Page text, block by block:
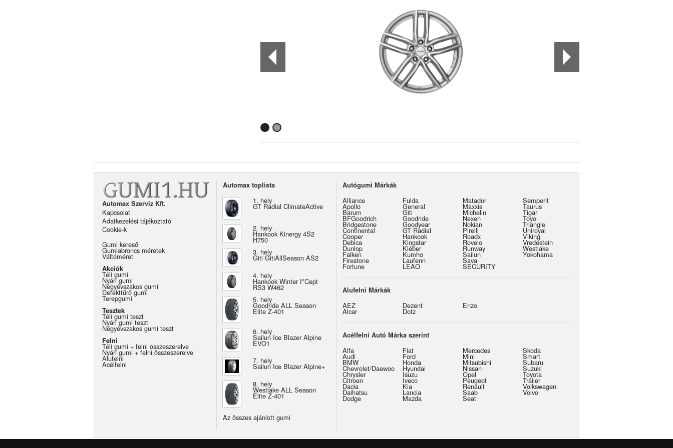
Automax Szerviz Kft.
Kapcsolat
Adatkezelési tájékoztató
Cookie-k
Gumi kereső
Gumiabroncs méretek
Váltóméret
Akciók
Téli gumi
Nyári gumi
Négyévszakos gumi
Defekttűrő gumi
Terepgumi
Tesztek
Téli gumi teszt
Nyári gumi teszt
Négyévszakos gumi teszt
Felni
Téli gumi + felni összeszerelve
Nyári gumi + felni összeszerelve
Alufelni
Acélfelni
Automax toplista
1. hely
GT Radial ClimateActive
2. hely
Hankook Kinergy 4S2
H750
3. hely
Giti GitiAllSeason AS2
4. hely
Hankook Winter I*Cept
RS3 W462
5. hely
Goodride ALL Season
Elite Z-401
6. hely
Sailun Ice Blazer Alpine
EVO1
7. hely
Sailun Ice Blazer Alpine+
8. hely
Westlake ALL Season
Elite Z-401
Az összes ajánlott gumi
Autógumi Márkák
Alliance
Apollo
Barum
BFGoodrich
Bridgestone
Continental
Cooper
Debica
Dunlop
Falken
Firestone
Fortune
Fulda
General
Giti
Goodride
Goodyear
GT Radial
Hankook
Kingstar
Kléber
Kumho
Laufenn
LEAO
Matador
Maxxis
Michelin
Nexen
Nokian
Pirelli
Roadx
Rovelo
Runway
Sailun
Sava
SECURITY
Semperit
Taurus
Tigar
Toyo
Triangle
Uniroyal
Viking
Vredestein
Westlake
Yokohama
Alufelni Márkák
AEZ
Alcar
Dezent
Dotz
Enzo
Acélfelni Autó Márka szerint
Alfa
Audi
BMW
Chevrolet/Daewoo
Chrysler
Citroen
Dacia
Daihatsu
Dodge
Fiat
Ford
Honda
Hyundai
Isuzu
Iveco
Kia
Lancia
Mazda
Mercedes
Mini
Mitsubishi
Nissan
Opel
Peugeot
Renault
Saab
Seat
Skoda
Smart
Subaru
Suzuki
Toyota
Trailer
Volkswagen
Volvo